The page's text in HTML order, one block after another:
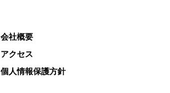
会社概要
アクセス
個人情報保護方針